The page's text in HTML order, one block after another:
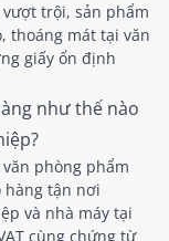
trội, sản phẩm
thoáng mát tại văn
giấy ổn định
như thế nào
phòng phẩm
hàng tận nơi
và nhà máy tại
cùng chứng từ